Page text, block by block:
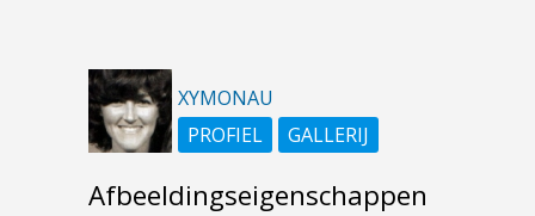
XYMONAU
PROFIEL
GALLERIJ
Afbeeldingseigenschappen